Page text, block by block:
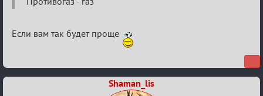
связь
Если вам так будет проще
Shaman_lis